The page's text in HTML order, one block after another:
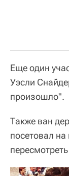
Еще один
Уэсли
произошло".
Также ван
посетовал